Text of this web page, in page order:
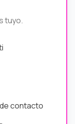
tuyo.
contacto